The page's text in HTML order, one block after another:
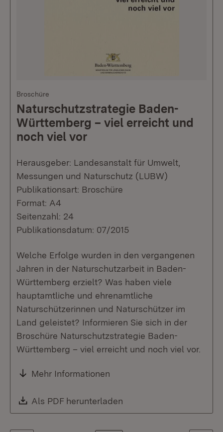
Broschüre
Naturschutzstrategie Baden-
Württemberg – viel erreicht und
noch viel vor
Herausgeber: Landesanstalt für Umwelt,
Messungen und Naturschutz (LUBW)
Publikationsart: Broschüre
Format: A4
Seitenzahl: 24
Publikationsdatum: 07/2015
Welche Erfolge wurden in den vergangenen
Jahren in der Naturschutzarbeit in Baden-
Württemberg erzielt? Was haben viele
hauptamtliche und ehrenamtliche
Naturschützerinnen und Naturschützer im
Land geleistet? Informieren Sie sich in der
Broschüre Naturschutzstrategie Baden-
Württemberg – viel erreicht und noch viel vor.
Mehr Informationen
Download:
Als PDF herunterladen